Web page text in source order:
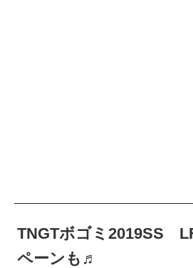
TNGTボゴミ2019SS
ペーンも♬